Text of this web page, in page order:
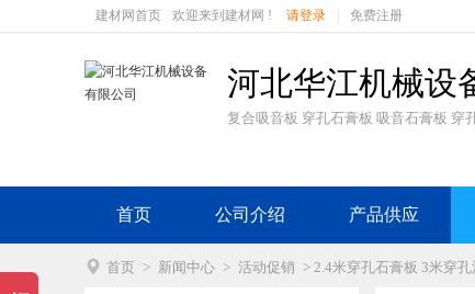
建材网首页 欢迎来到建材网 ! 请登录 免费注册
河北华江机械设
复合吸音板 穿孔石膏板 吸音石膏板 穿
首页 公司介绍 产品供应
 首页 > 新闻中心 > 活动促销 > 2.4米穿孔石膏板 3米穿孔